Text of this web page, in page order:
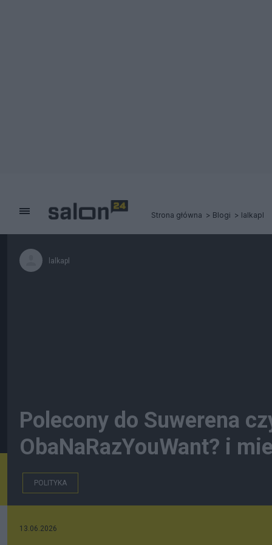
Strona główna Blogi lalkapl
lalkapl
Polecony do Suwerena
ObaNaRazYouWant? i
POLITYKA
13.06.2026